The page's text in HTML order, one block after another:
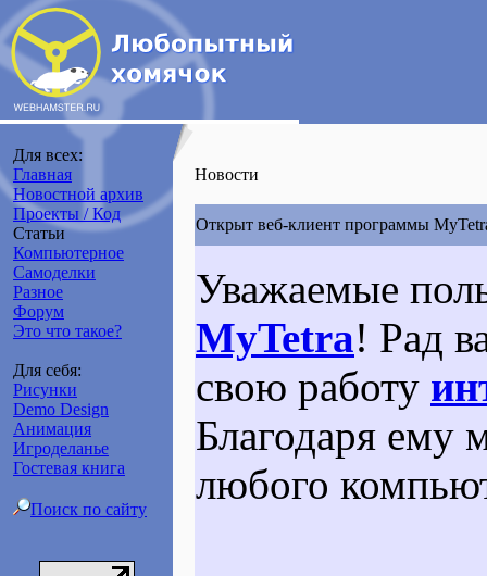
Для всех:
Главная
Новостной архив
Проекты / Код
Статьи
Компьютерное
Самоделки
Разное
Форум
Это что такое?
Для себя:
Рисунки
Demo Design
Анимация
Игроделанье
Гостевая книга
Поиск по сайту
Новости
Открыт веб-клиент программы
Уважаемые
MyTetra! Рад
свою работу
Благодаря ему
любого